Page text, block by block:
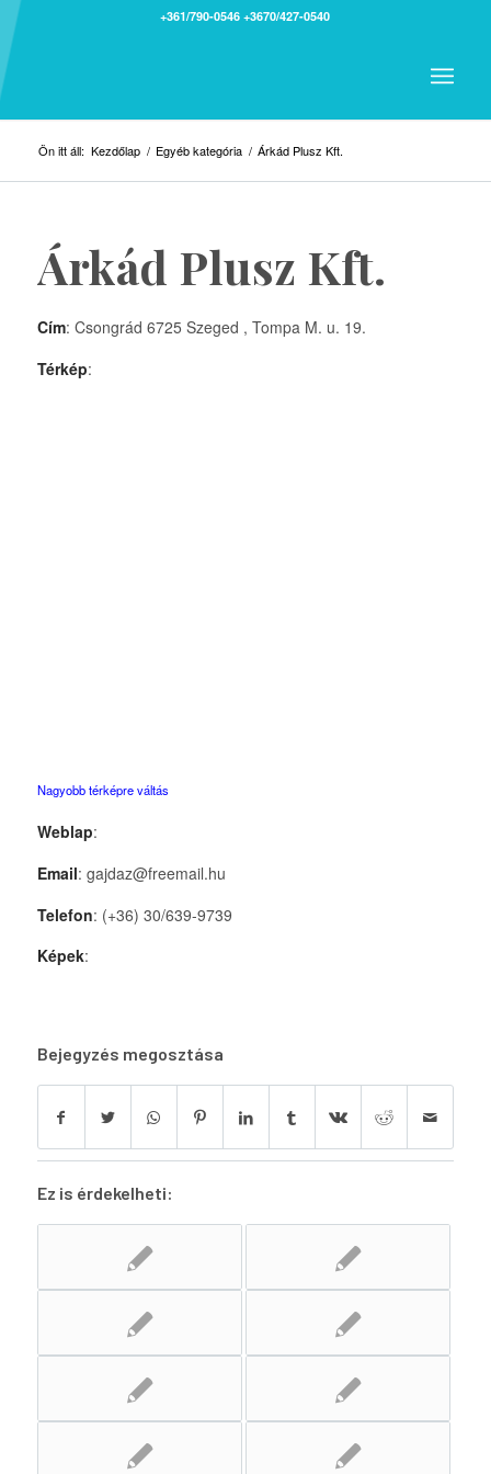
+361/790-0546 +3670/427-0540
Ön itt áll: Kezdőlap / Egyéb kategória / Árkád Plusz Kft.
Árkád Plusz Kft.
Cím: Csongrád 6725 Szeged , Tompa M. u. 19.
Térkép:
Nagyobb térképre váltás
Weblap:
Email: gajdaz@freemail.hu
Telefon: (+36) 30/639-9739
Képek:
Bejegyzés megosztása
Ez is érdekelheti: